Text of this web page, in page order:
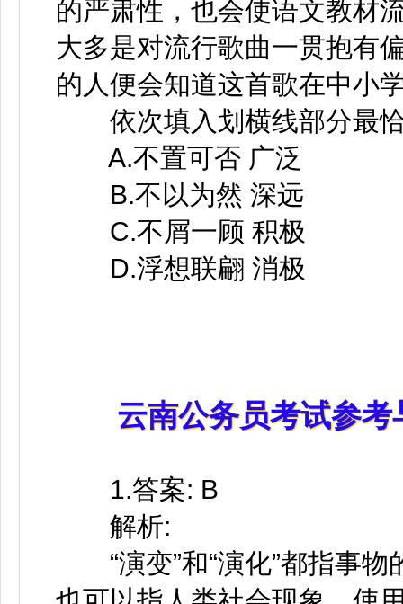
的严肃性，也会使语文教材
大多是对流行歌曲一贯抱有
的人便会知道这首歌在中小
依次填入划横线部分最
A.不置可否 广泛
B.不以为然 深远
C.不屑一顾 积极
D.浮想联翩 消极
云南公务员考试参考
1.答案: B
解析:
“演变”和“演化”都指事物